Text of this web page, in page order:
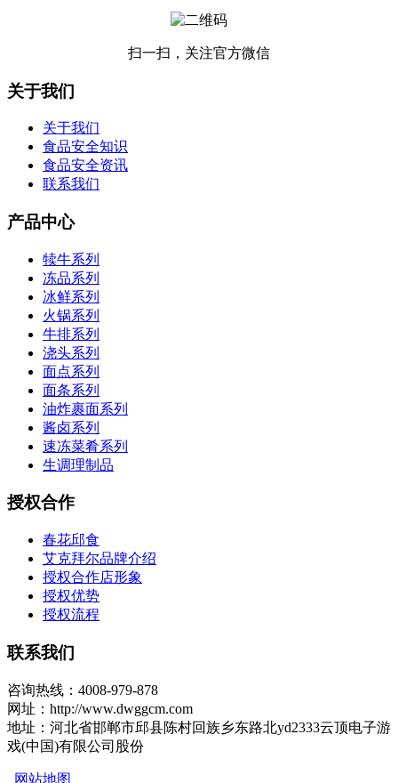
扫一扫，关注官方微信
关于我们
关于我们
食品安全知识
食品安全资讯
联系我们
产品中心
犊牛系列
冻品系列
冰鲜系列
火锅系列
牛排系列
浇头系列
面点系列
面条系列
油炸裹面系列
酱卤系列
速冻菜肴系列
生调理制品
授权合作
春花邱食
艾克拜尔品牌介绍
授权合作店形象
授权优势
授权流程
联系我们
咨询热线：4008-979-878
网址：http://www.dwggcm.com
地址：河北省邯郸市邱县陈村回族乡东路北yd2333云顶电子游
戏(中国)有限公司股份
网站地图